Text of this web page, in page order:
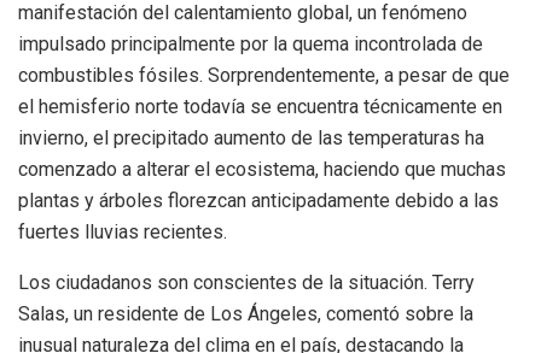
manifestación del calentamiento global, un fenómeno
impulsado principalmente por la quema incontrolada de
combustibles fósiles. Sorprendentemente, a pesar de que
el hemisferio norte todavía se encuentra técnicamente en
invierno, el precipitado aumento de las temperaturas ha
comenzado a alterar el ecosistema, haciendo que muchas
plantas y árboles florezcan anticipadamente debido a las
fuertes lluvias recientes.
Los ciudadanos son conscientes de la situación. Terry
Salas, un residente de Los Ángeles, comentó sobre la
inusual naturaleza del clima en el país, destacando la